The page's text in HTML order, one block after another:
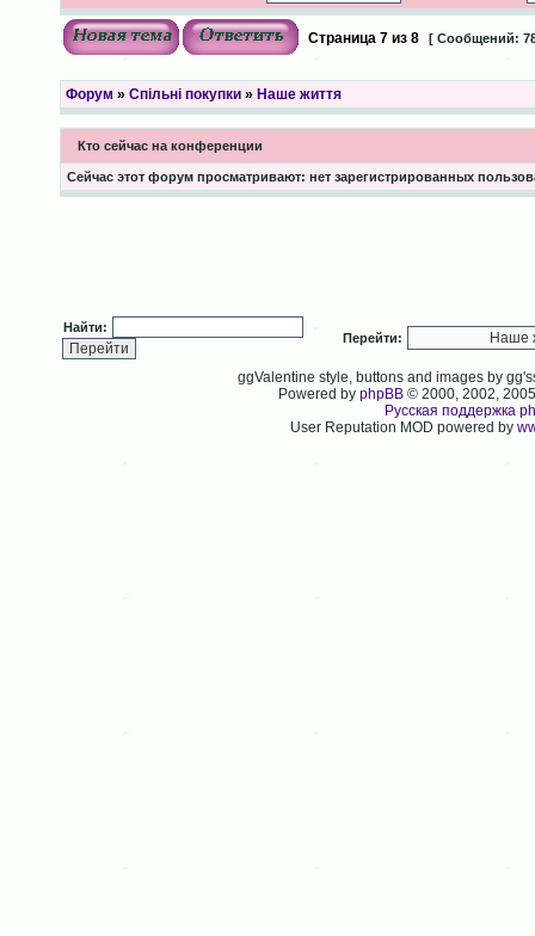
Страница 7из 8 [ Сообщений:
Форум » Спільні покупки» Наше життя
Кто сейчас на конференции
Сейчас этот форум просматривают: нет зарегистрированных
Найти:
Перейти:
ggValentine style, buttons and images by
Powered byphpBB © 2000, 2002,
Русская поддержка
User Reputation MOD powered by